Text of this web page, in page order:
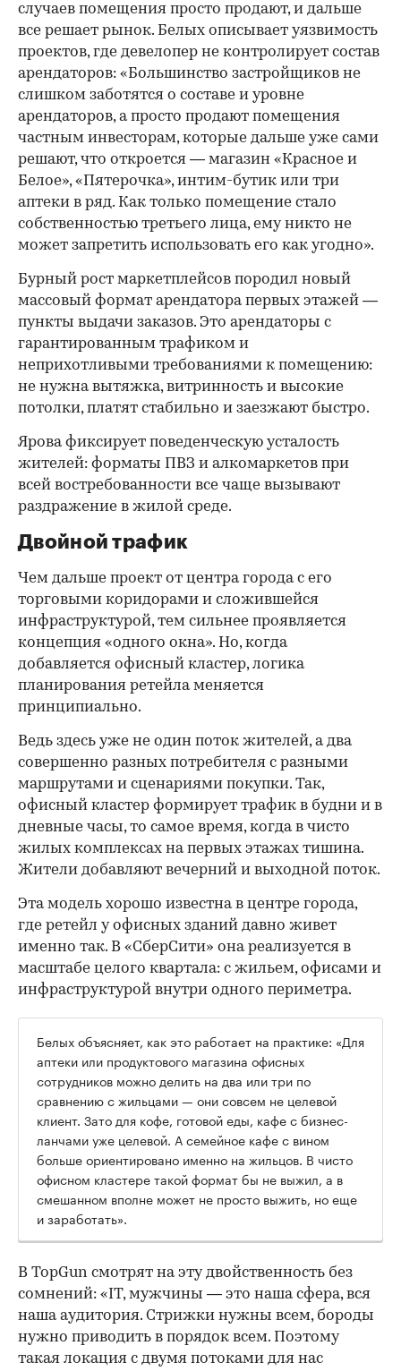
случаев помещения просто продают, и дальше
все решает рынок. Белых описывает уязвимость
проектов, где девелопер не контролирует состав
арендаторов: «Большинство застройщиков не
слишком заботятся о составе и уровне
арендаторов, а просто продают помещения
частным инвесторам, которые дальше уже сами
решают, что откроется — магазин «Красное и
Белое», «Пятерочка», интим-бутик или три
аптеки в ряд. Как только помещение стало
собственностью третьего лица, ему никто не
может запретить использовать его как угодно».
Бурный рост маркетплейсов породил новый
массовый формат арендатора первых этажей —
пункты выдачи заказов. Это арендаторы с
гарантированным трафиком и
неприхотливыми требованиями к помещению:
не нужна вытяжка, витринность и высокие
потолки, платят стабильно и заезжают быстро.
Ярова фиксирует поведенческую усталость
жителей: форматы ПВЗ и алкомаркетов при
всей востребованности все чаще вызывают
раздражение в жилой среде.
Двойной трафик
Чем дальше проект от центра города с его
торговыми коридорами и сложившейся
инфраструктурой, тем сильнее проявляется
концепция «одного окна». Но, когда
добавляется офисный кластер, логика
планирования ретейла меняется
принципиально.
Ведь здесь уже не один поток жителей, а два
совершенно разных потребителя с разными
маршрутами и сценариями покупки. Так,
офисный кластер формирует трафик в будни и в
дневные часы, то самое время, когда в чисто
жилых комплексах на первых этажах тишина.
Жители добавляют вечерний и выходной поток.
Эта модель хорошо известна в центре города,
где ретейл у офисных зданий давно живет
именно так. В «СберСити» она реализуется в
масштабе целого квартала: с жильем, офисами и
инфраструктурой внутри одного периметра.
Белых объясняет, как это работает на практике: «Для
аптеки или продуктового магазина офисных
сотрудников можно делить на два или три по
сравнению с жильцами — они совсем не целевой
клиент. Зато для кофе, готовой еды, кафе с бизнес-
ланчами уже целевой. А семейное кафе с вином
больше ориентировано именно на жильцов. В чисто
офисном кластере такой формат бы не выжил, а в
смешанном вполне может не просто выжить, но еще
и заработать».
В TopGun смотрят на эту двойственность без
сомнений: «IT, мужчины — это наша сфера, вся
наша аудитория. Стрижки нужны всем, бороды
нужно приводить в порядок всем. Поэтому
такая локация с двумя потоками для нас